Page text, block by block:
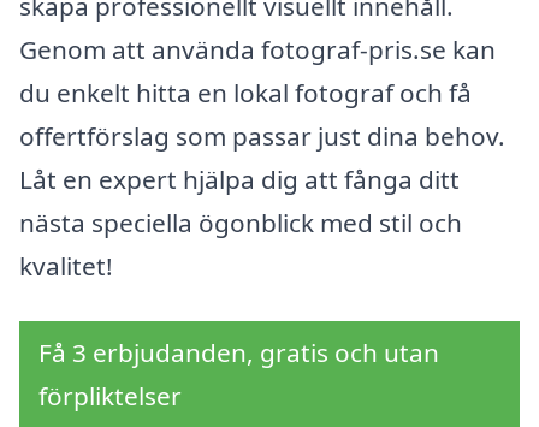
Genom att använda fotograf-pris.se kan
du enkelt hitta en lokal fotograf och få
offertförslag som passar just dina behov.
Låt en expert hjälpa dig att fånga ditt
nästa speciella ögonblick med stil och
kvalitet!
Få 3 erbjudanden, gratis och utan
förpliktelser